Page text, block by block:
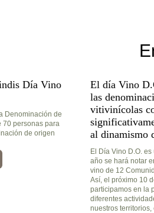
Día Vino
Denominación de
70 personas para
de origen
El día Vino
las
vitivinícolas
al dinamismo
El Día Vino D.O.
año se hará notar
vino de 12
Así, el próximo 10
participamos en la
diferentes
nuestros